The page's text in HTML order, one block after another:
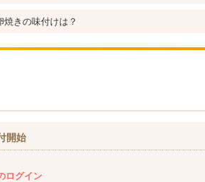
焼きの味付けは？
開始
ログイン